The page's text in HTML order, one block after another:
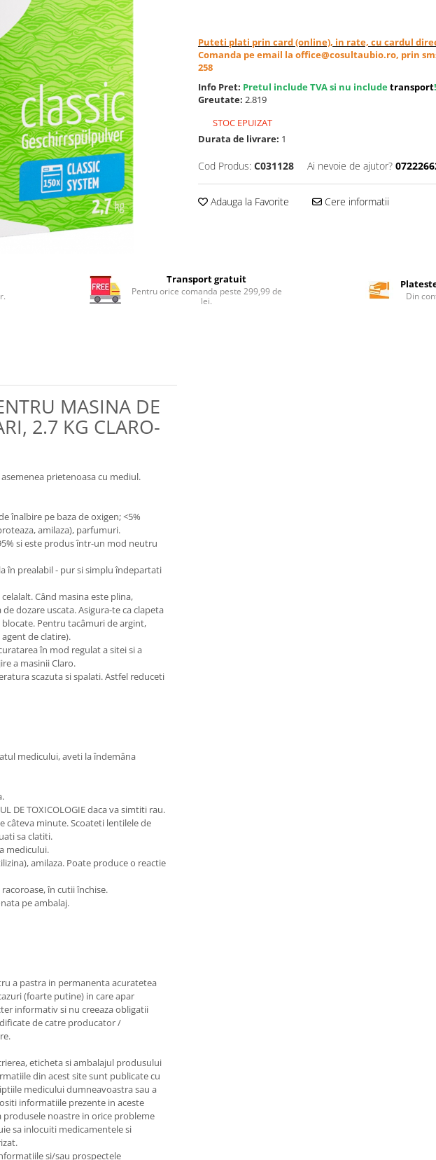
Puteti plati prin card (online), in rate, cu cardul
Comanda pe email la office@cosultaubio.ro, prin
258
Info Pret: Pretul include TVA si nu includetransport!
Greutate: 2.819
STOC EPUIZAT
Durata de livrare: 1
Cod Produs: C031128 Ai nevoie de ajutor?
Adauga la Favorite Cere informatii
Transport gratuit
Pentru orice comanda peste 299,99 de
lei.
Din
MASINA DE
2.7 KG CLARO-
prietenoasa cu mediul.
înalbire pe baza de oxigen; <5%
amilaza), parfumuri.
si este produs într-un mod neutru
în prealabil - pur si simplu îndepartati
Când masina este plina,
dozare uscata. Asigura-te ca clapeta
Pentru tacâmuri de argint,
de clatire).
în mod regulat a sitei si a
a masinii Claro.
scazuta si spalati. Astfel reduceti
medicului, aveti la îndemâna
DE TOXICOLOGIE daca va simtiti rau.
câteva minute. Scoateti lentilele de
sa clatiti.
medicului.
amilaza. Poate produce o reactie
în cutii închise.
pe ambalaj.
a pastra in permanenta acuratetea
(foarte putine) in care apar
informativ si nu creeaza obligatii
de catre producator /
eticheta si ambalajul produsului
din acest site sunt publicate cu
medicului dumneavoastra sau a
informatiile prezente in aceste
noastre in orice probleme
sa inlocuiti medicamentele si
si/sau prospectele